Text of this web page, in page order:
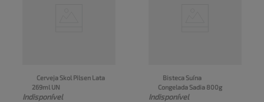
Cerveja Skol Pilsen Lata
269ml UN
Indisponível
Bisteca Suína
Congelada Sadia 800g
Indisponível